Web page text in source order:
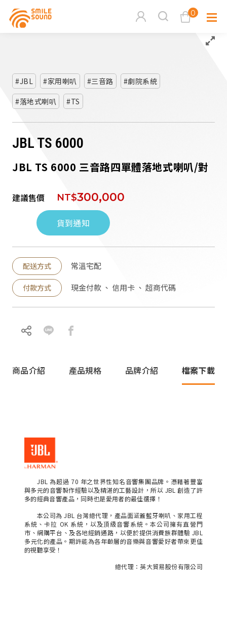
0
商品分類查詢
請選擇商品分類
請選擇分類
搜尋
周邊系
JBL 家用喇叭 三音路
劇院系統
落地式喇叭
TS
JBL TS 6000
JBL TS 6000 三音路四單體落地式喇叭/對
建議售價 NT$300,000
貨到通知
配送方式 常溫宅配
付款方式 現金付款 、 信用卡 、 超商代碼
商品介紹 產品規格 品牌介紹 檔案下載
JBL 為超過 70 年之世界性知名音響集團品牌。憑藉著豐富
與多元的音響製作經驗以及精湛的工藝設計，所以 JBL 創造了許
多的經典音響產品，同時也是愛用者的最佳選擇！
本公司為 JBL 台灣總代理，產品面涵蓋藍牙喇叭、家用工程
系統、卡拉 OK 系統，以及頂級音響系統。本公司擁有直營門
市、網購平台、及各地經銷通路，以便於提供消費族群體驗 JBL
多元化的產品。期許能為各年齡層的音樂與音響愛好者帶來更佳
的視聽享受！
總代理：英大貿易股份有限公司